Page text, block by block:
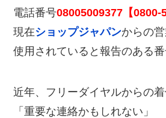
電話番号08005009377【0800-
現在ショップジャパンからの
使用されていると報告のある番
近年、フリーダイヤルからの着
「重要な連絡かもしれない」